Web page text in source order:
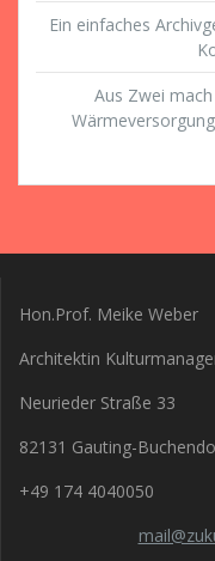
Ein einfaches
Aus Zwei
Hon.Prof. Meike Weber
Architektin
Neurieder Straße 33
82131 Gauting-
+49 174 4040050